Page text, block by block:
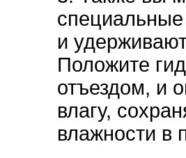
и
Положите
отъездом, и
влагу,
влажности в